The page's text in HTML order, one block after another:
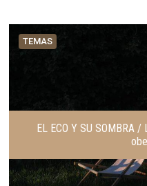
TEMAS
EL ECO Y SU SOMBRA